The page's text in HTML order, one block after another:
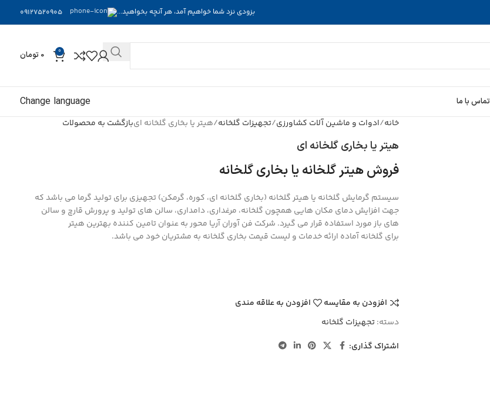
بزودی نزد شما خواهیم آمد، هر آنچه بخواهید... 09127520905
0
0 تومان
تماس با ما Change language
خانه ادوات و ماشین آلات کشاورزی تجهیزات گلخانه هیتر یا بخاری گلخانه ایبازگشت به محصولات
هیتر یا بخاری گلخانه ای
فروش هیتر گلخانه یا بخاری گلخانه
سیستم گرمایش گلخانه یا هیتر گلخانه (بخاری گلخانه ای، کوره، گرمکن) تجهیزی برای تولید گرما می باشد که
جهت افزایش دمای مکان هایی همچون گلخانه، مرغداری، دامداری، سالن های تولید و پرورش قارچ و سالن
های باز مورد استفاده قرار می گیرد. شرکت فن آوران آریا محور به عنوان تامین کننده بهترین هیتر
برای گلخانهآماده ارائه خدمات و لیست قیمت بخاری گلخانه به مشتریان خود می باشد.
افزودن به مقایسه
افزودن به علاقه مندی
دسته:تجهیزات گلخانه
اشتراک گذاری: